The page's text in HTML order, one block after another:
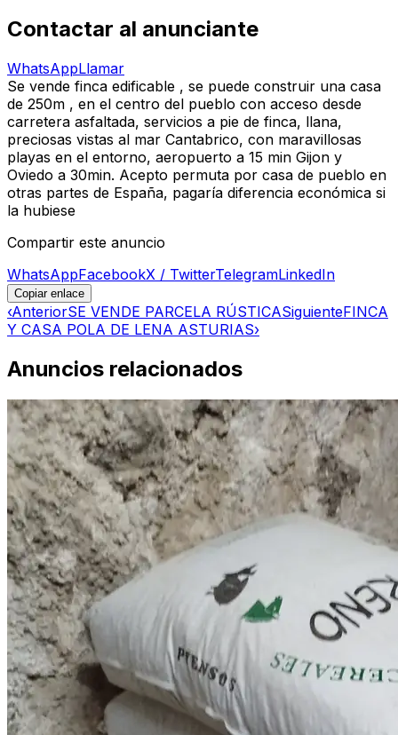
Contactar al anunciante
WhatsAppLlamar
Se vende finca edificable , se puede construir una casa
de 250m , en el centro del pueblo con acceso desde
carretera asfaltada, servicios a pie de finca, llana,
preciosas vistas al mar Cantabrico, con maravillosas
playas en el entorno, aeropuerto a 15 min Gijon y
Oviedo a 30min. Acepto permuta por casa de pueblo en
otras partes de España, pagaría diferencia económica si
la hubiese
Compartir este anuncio
WhatsAppFacebookX / TwitterTelegramLinkedIn
Copiar enlace
‹AnteriorSE VENDE PARCELA RÚSTICASiguienteFINCA
Y CASA POLA DE LENA ASTURIAS›
Anuncios relacionados